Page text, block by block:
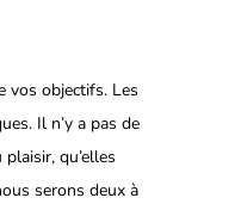
vos objectifs. Les
Il n’y a pas de
qu’elles
serons deux à